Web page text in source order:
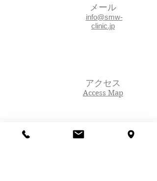
メール
info@smw-
clinic.jp
アクセス
Access Map